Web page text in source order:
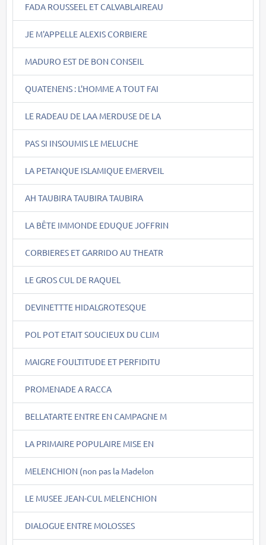
FADA ROUSSEEL ET CALVABLAIREAU
JE M'APPELLE ALEXIS CORBIERE
MADURO EST DE BON CONSEIL
QUATENENS : L'HOMME A TOUT FAI
LE RADEAU DE LAA MERDUSE DE LA
PAS SI INSOUMIS LE MELUCHE
LA PETANQUE ISLAMIQUE EMERVEIL
AH TAUBIRA TAUBIRA TAUBIRA
LA BÊTE IMMONDE EDUQUE JOFFRIN
CORBIERES ET GARRIDO AU THEATR
LE GROS CUL DE RAQUEL
DEVINETTTE HIDALGROTESQUE
POL POT ETAIT SOUCIEUX DU CLIM
MAIGRE FOULTITUDE ET PERFIDITU
PROMENADE A RACCA
BELLATARTE ENTRE EN CAMPAGNE M
LA PRIMAIRE POPULAIRE MISE EN
MELENCHION (non pas la Madelon
LE MUSEE JEAN-CUL MELENCHION
DIALOGUE ENTRE MOLOSSES